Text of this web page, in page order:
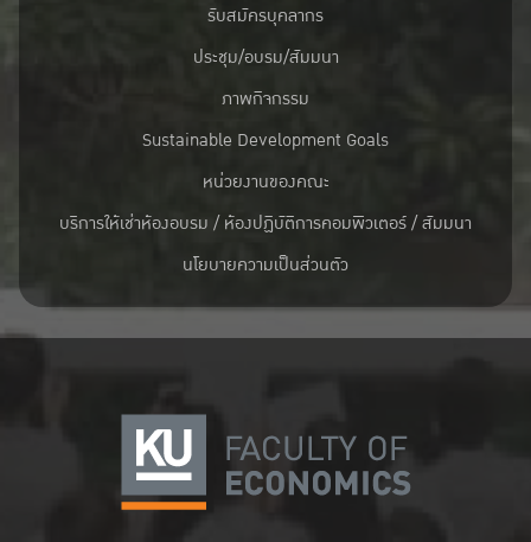
รับสมัครบุคลากร
ประชุม/อบรม/สัมมนา
ภาพกิจกรรม
Sustainable Development Goals
หน่วยงานของคณะ
บริการให้เช่าห้องอบรม / ห้องปฏิบัติการคอมพิวเตอร์ / สัมมนา
นโยบายความเป็นส่วนตัว